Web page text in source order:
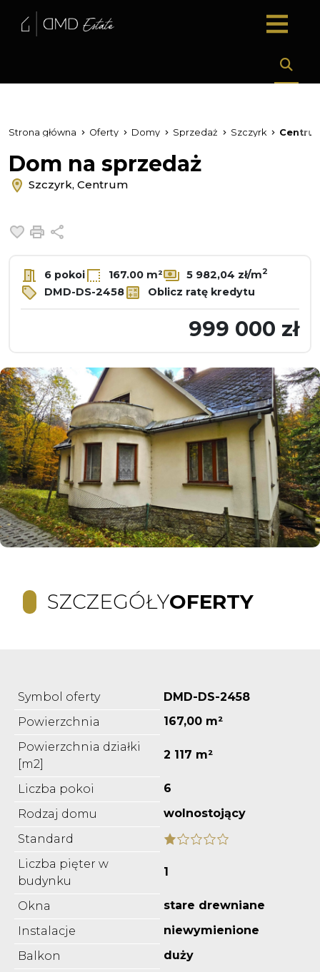
Strona główna Oferty Domy Sprzedaż Szczyrk
Dom na sprzedaż
Szczyrk, Centrum
Dodaj do ulubionych
Drukuj
6 pokoi 167.00 m² 5 982,04 zł/m2
DMD-DS-2458 Oblicz ratę kredytu
999 000 zł
SZCZEGÓŁYOFERTY
Symbol oferty
DMD-DS-2458
Powierzchnia
167,00 m²
Powierzchnia działki
[m2]
2 117 m²
Liczba pokoi
6
Rodzaj domu
wolnostojący
Standard
Liczba pięter w
budynku
1
Okna
stare drewniane
Instalacje
niewymienione
Balkon
duży